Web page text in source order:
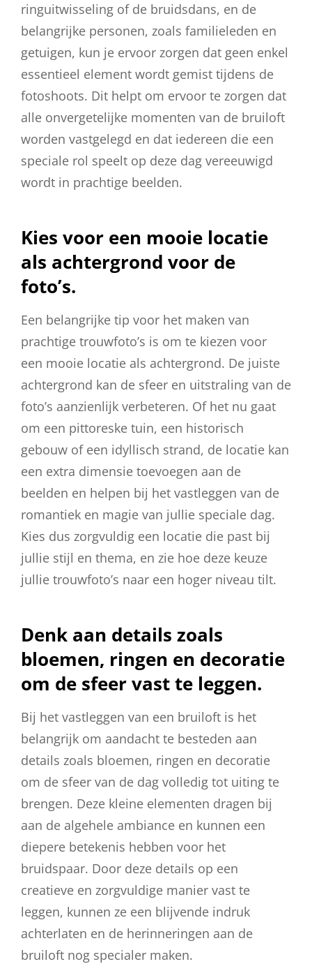
ringuitwisseling of de bruidsdans, en de
belangrijke personen, zoals familieleden en
getuigen, kun je ervoor zorgen dat geen enkel
essentieel element wordt gemist tijdens de
fotoshoots. Dit helpt om ervoor te zorgen dat
alle onvergetelijke momenten van de bruiloft
worden vastgelegd en dat iedereen die een
speciale rol speelt op deze dag vereeuwigd
wordt in prachtige beelden.
Kies voor een mooie locatie
als achtergrond voor de
foto’s.
Een belangrijke tip voor het maken van
prachtige trouwfoto’s is om te kiezen voor
een mooie locatie als achtergrond. De juiste
achtergrond kan de sfeer en uitstraling van de
foto’s aanzienlijk verbeteren. Of het nu gaat
om een pittoreske tuin, een historisch
gebouw of een idyllisch strand, de locatie kan
een extra dimensie toevoegen aan de
beelden en helpen bij het vastleggen van de
romantiek en magie van jullie speciale dag.
Kies dus zorgvuldig een locatie die past bij
jullie stijl en thema, en zie hoe deze keuze
jullie trouwfoto’s naar een hoger niveau tilt.
Denk aan details zoals
bloemen, ringen en decoratie
om de sfeer vast te leggen.
Bij het vastleggen van een bruiloft is het
belangrijk om aandacht te besteden aan
details zoals bloemen, ringen en decoratie
om de sfeer van de dag volledig tot uiting te
brengen. Deze kleine elementen dragen bij
aan de algehele ambiance en kunnen een
diepere betekenis hebben voor het
bruidspaar. Door deze details op een
creatieve en zorgvuldige manier vast te
leggen, kunnen ze een blijvende indruk
achterlaten en de herinneringen aan de
bruiloft nog specialer maken.